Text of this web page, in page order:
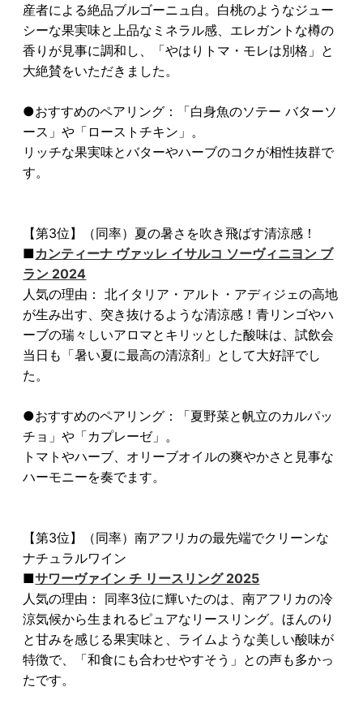
産者による絶品ブルゴーニュ白。白桃のようなジュー
シーな果実味と上品なミネラル感、エレガントな樽の
香りが見事に調和し、「やはりトマ・モレは別格」と
大絶賛をいただきました。
●おすすめのペアリング：「白身魚のソテー バターソ
ース」や「ローストチキン」。
リッチな果実味とバターやハーブのコクが相性抜群で
す。
【第3位】（同率）夏の暑さを吹き飛ばす清涼感！
■カンティーナ ヴァッレ イサルコ ソーヴィニヨン ブ
ラン 2024
人気の理由： 北イタリア・アルト・アディジェの高地
が生み出す、突き抜けるような清涼感！青リンゴやハ
ーブの瑞々しいアロマとキリッとした酸味は、試飲会
当日も「暑い夏に最高の清涼剤」として大好評でし
た。
●おすすめのペアリング：「夏野菜と帆立のカルパッ
チョ」や「カプレーゼ」。
トマトやハーブ、オリーブオイルの爽やかさと見事な
ハーモニーを奏でます。
【第3位】（同率）南アフリカの最先端でクリーンな
ナチュラルワイン
■サワーヴァイン チ リースリング 2025
人気の理由： 同率3位に輝いたのは、南アフリカの冷
涼気候から生まれるピュアなリースリング。ほんのり
と甘みを感じる果実味と、ライムような美しい酸味が
特徴で、「和食にも合わせやすそう」との声も多かっ
たです。